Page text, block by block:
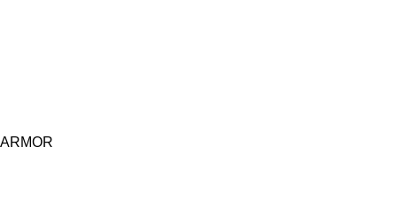
ARMOR